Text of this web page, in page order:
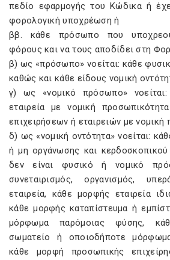
πεδίο εφαρμογής του Κώδικα ή
φορολογική υποχρέωση ή
ββ. κάθε πρόσωπο που
φόρους και να τους αποδίδει στη
β) ως «πρόσωπο» νοείται: κάθε
καθώς και κάθε είδους νομική
γ) ως «νομικό πρόσωπο»
εταιρεία με νομική
επιχειρήσεων ή εταιρειών με
δ) ως «νομική οντότητα» νοείται:
ή μη οργάνωσης και
δεν είναι φυσικό ή νομικό
συνεταιρισμός, οργανισμός,
εταιρεία, κάθε μορφής εταιρεία
κάθε μορφής καταπίστευμα ή
μόρφωμα παρόμοιας φύσης,
σωματείο ή οποιοδήποτε
κάθε μορφή προσωπικής